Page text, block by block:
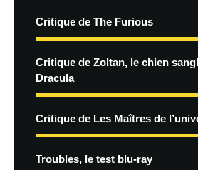
Critique de The Furious
Critique de Zoltan, le chien
Dracula
Critique de Les Maîtres de
Troubles, le test blu-ray